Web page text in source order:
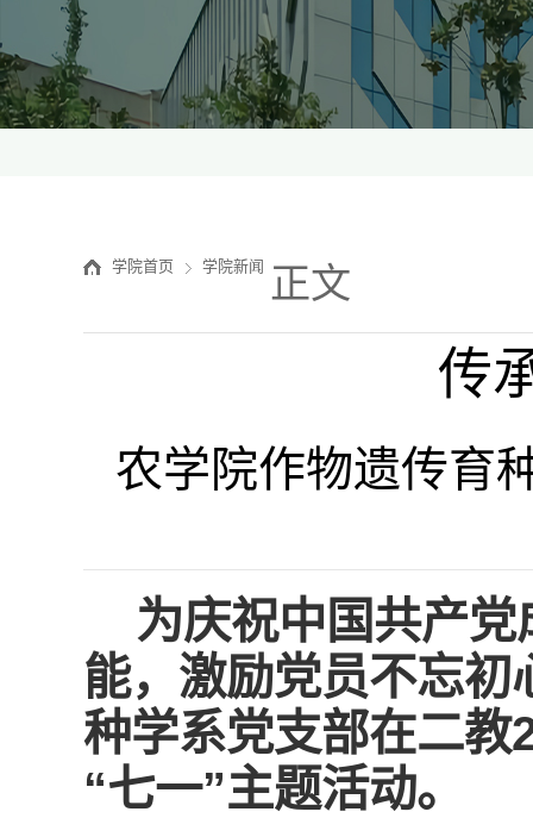
学院首页 学院新闻 正文
传
农学院作物遗传育
为庆祝中国共产党
能，激励党员不忘
种学系党支部在二教
“七一”主题活动。